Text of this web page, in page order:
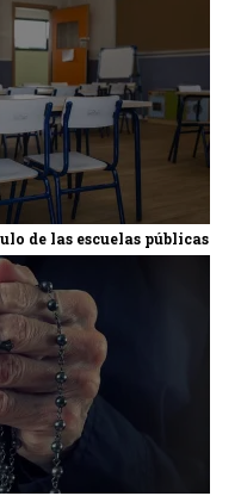
de las escuelas públicas